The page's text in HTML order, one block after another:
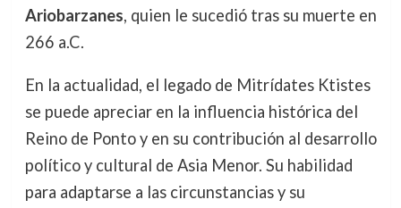
Ariobarzanes, quien le sucedió tras su muerte en
266 a.C.
En la actualidad, el legado de Mitrídates Ktistes
se puede apreciar en la influencia histórica del
Reino de Ponto y en su contribución al desarrollo
político y cultural de Asia Menor. Su habilidad
para adaptarse a las circunstancias y su